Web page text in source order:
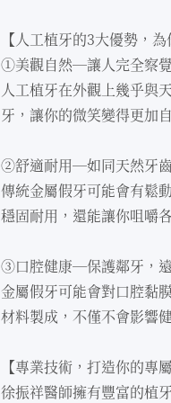
【⼈⼯植牙的3⼤優勢，
①美觀⾃然—讓⼈完全察
⼈⼯植牙在外觀上幾乎與
牙，讓你的微笑變得更加
②舒適耐⽤—如同天然牙
傳統⾦屬假牙可能會有鬆
穩固耐⽤，還能讓你咀嚼
③⼝腔健康—保護鄰牙，遠
⾦屬假牙可能會對⼝腔黏
材料製成，不僅不會影響
【專業技術，打造你的專
徐振祥醫師擁有豐富的植